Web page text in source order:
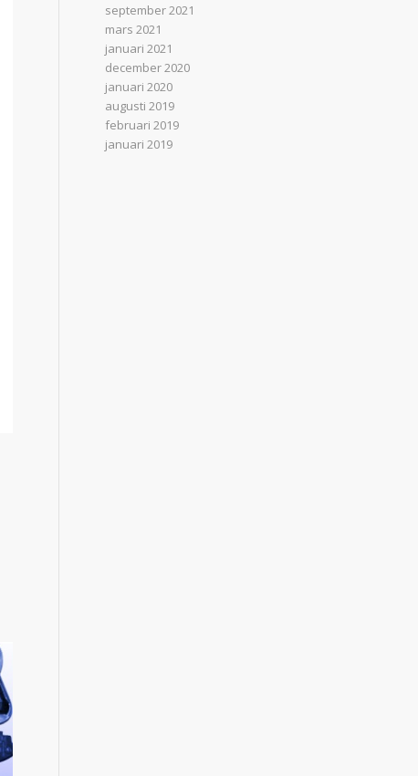
september 2021
mars 2021
januari 2021
december 2020
januari 2020
augusti 2019
februari 2019
januari 2019